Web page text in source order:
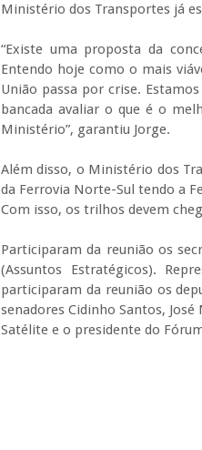
Ministério dos Transportes já
“Existe uma proposta da
Entendo hoje como o mais
União passa por crise.
bancada avaliar o que é o
Ministério”, garantiu Jorge.
Além disso, o Ministério dos
da Ferrovia Norte-Sul tendo a
Com isso, os trilhos devem
Participaram da reunião os
(Assuntos Estratégicos).
participaram da reunião os
senadores Cidinho Santos,
Satélite e o presidente do